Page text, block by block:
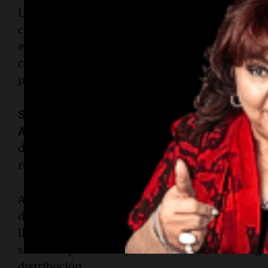
Los anuncios del lunes también incluyeron
capacidades de
. La asistente ahora
electrónicos y mensajes de texto, ofreciendo
contenido. Además, puede utilizar lo queApple
pantalla para proporcionar contexto sobre lo
Siri AI
está diseñada para funcionar sin
Apple
, lo que otorga a los usuarios mayor
de IA,
almacena historiales de
revisitar interacciones pasadas.
Al integrar funcionalidades de IA en su
desafiar a sus competidores, cuyos servicios
llegar a los usuarios. Para estos competidores,
sistema operativo representa una amenaza